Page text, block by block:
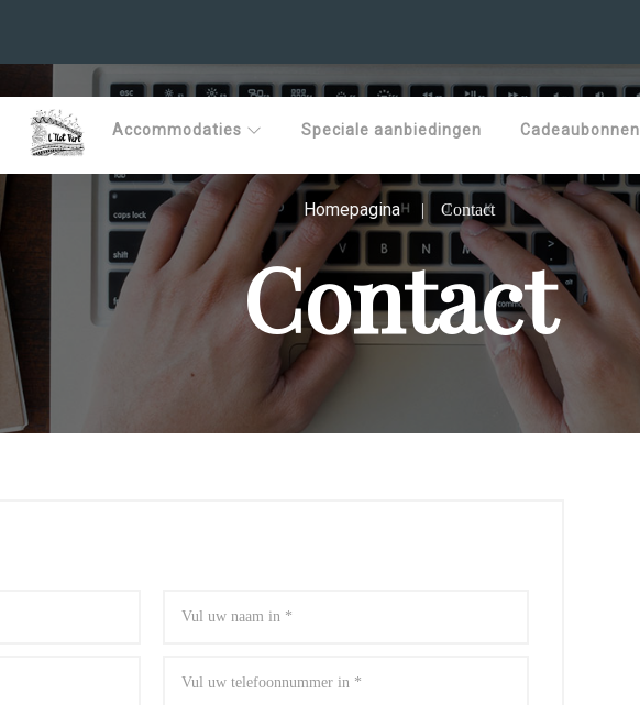
Accommodaties Speciale aanbiedingen Cadeaubonnen
Homepagina Contact
Contact